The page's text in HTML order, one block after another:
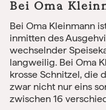
Bei Oma
Bei Oma Kleinmann
inmitten des
wechselnder
langweilig. Bei Oma
krosse Schnitzel, die
zwar nicht nur eins
zwischen 16